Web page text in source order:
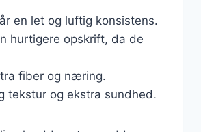
en let og luftig konsistens.
hurtigere opskrift, da de
fiber og næring.
tekstur og ekstra sundhed.